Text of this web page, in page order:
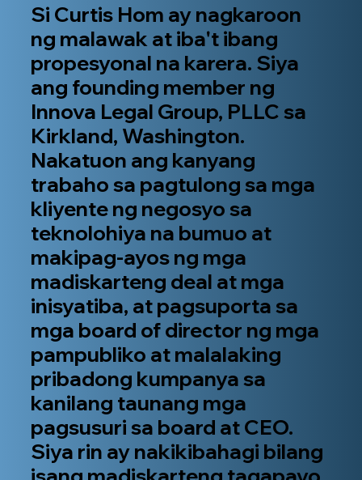
Si Curtis Hom ay nagkaroon
ng malawak at iba't ibang
propesyonal na karera. Siya
ang founding member ng
Innova Legal Group, PLLC sa
Kirkland, Washington.
Nakatuon ang kanyang
trabaho sa pagtulong sa mga
kliyente ng negosyo sa
teknolohiya na bumuo at
makipag-ayos ng mga
madiskarteng deal at mga
inisyatiba, at pagsuporta sa
mga board of director ng mga
pampubliko at malalaking
pribadong kumpanya sa
kanilang taunang mga
pagsusuri sa board at CEO.
Siya rin ay nakikibahagi bilang